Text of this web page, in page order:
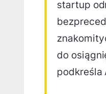
startup
do
podkreśla